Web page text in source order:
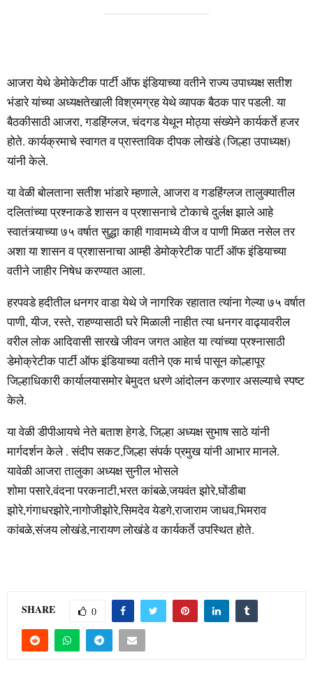
आजरा येथे डेमोकेटीक पार्टी ऑफ इंडियाच्या वतीने राज्य उपाध्यक्ष सतीश
भंडारे यांच्या अध्यक्षतेखाली विश्रमग्रह येथे व्यापक बैठक पार पडली. या
बैठकीसाठी आजरा, गडहिंग्लज, चंदगड येथून मोठ्या संख्येने कार्यकर्ते हजर
होते. कार्यक्रमाचे स्वागत व प्रास्ताविक दीपक लोखंडे (जिल्हा उपाध्यक्ष)
यांनी केले.
या वेळी बोलताना सतीश भांडारे म्हणाले, आजरा व गडहिंग्लज तालुक्यातील
दलितांच्या प्रश्नाकडे शासन व प्रशासनाचे टोकाचे दुर्लक्ष झाले आहे
स्वातंत्र्याच्या ७५ वर्षात सुद्धा काही गावामध्ये वीज व पाणी मिळत नसेल तर
अशा या शासन व प्रशासनाचा आम्ही डेमोक्रेटीक पार्टी ऑफ इंडियाच्या
वतीने जाहीर निषेध करण्यात आला.
हरपवडे हदीतील धनगर वाडा येथे जे नागरिक रहातात त्यांना गेल्या ७५ वर्षात
पाणी, यीज, रस्ते, राहण्यासाठी घरे मिळाली नाहीत त्या धनगर वाढ्यावरील
वरील लोक आदिवासी सारखे जीवन जगत आहेत या त्यांच्या प्रश्नासाठी
डेमोक्रेटीक पार्टी ऑफ इंडियाच्या वतीने एक मार्च पासून कोल्हापूर
जिल्हाधिकारी कार्यालयासमोर बेमुदत धरणे आंदोलन करणार असल्याचे स्पष्ट
केले.
या वेळी डीपीआयचे नेते बताश हेगडे, जिल्हा अध्यक्ष सुभाष साठे यांनी
मार्गदर्शन केले . संदीप सकट,जिल्हा संपर्क प्रमुख यांनी आभार मानले.
यावेळी आजरा तालुका अध्यक्ष सुनील भोसले
शोमा पसारे,वंदना परकनाटी,भरत कांबळे,जयवंत झोरे,घोंडीबा
झोरे,गंगाधरझोरे,नागोजीझोरे,सिमदेव येडगे,राजाराम जाधव,भिमराव
कांबळे,संजय लोखंडे,नारायण लोखंडे व कार्यकर्ते उपस्थित होते.
SHARE 0